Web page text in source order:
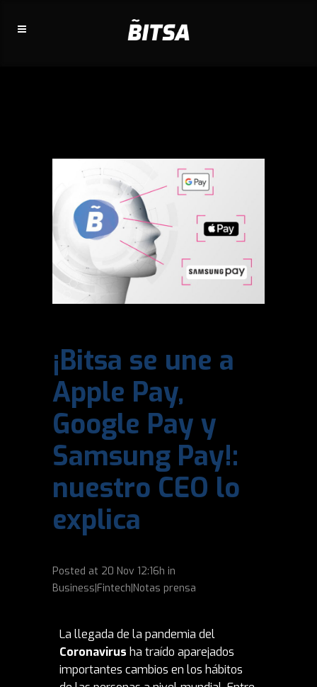
¡Bitsa se une a
Apple Pay,
Google Pay y
Samsung Pay!:
nuestro CEO lo
explica
Posted at 20 Nov 12:16h in
Business|Fintech|Notas prensa
La llegada de la pandemia del
Coronavirus ha traído aparejados
importantes cambios en los hábitos